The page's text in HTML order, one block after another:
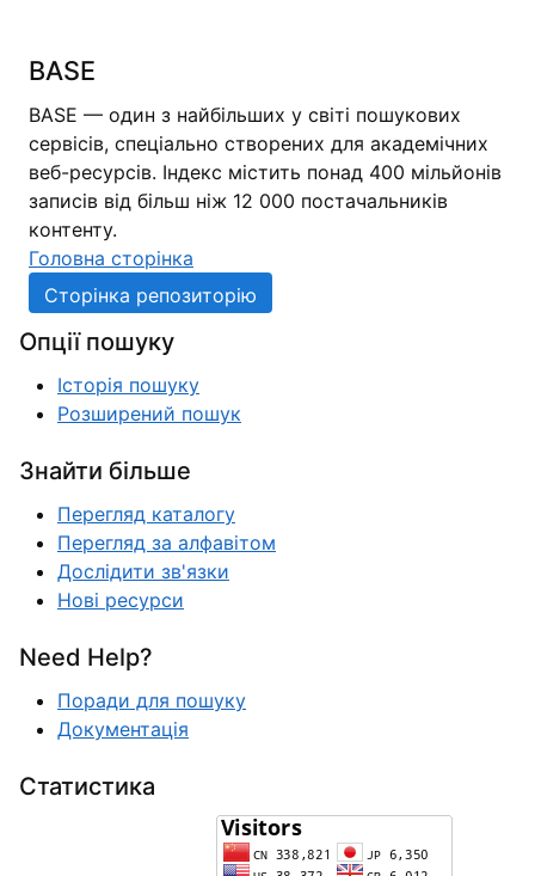
BASE
BASE — один з найбільших у світі пошукових
сервісів, спеціально створених для академічних
веб-ресурсів. Індекс містить понад 400 мільйонів
записів від більш ніж 12 000 постачальників
контенту.
Головна сторінка
Сторінка репозиторію
Опції пошуку
Історія пошуку
Розширений пошук
Знайти більше
Перегляд каталогу
Перегляд за алфавітом
Дослідити зв'язки
Нові ресурси
Need Help?
Поради для пошуку
Документація
Статистика